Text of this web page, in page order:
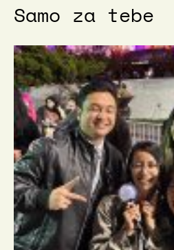
Samo za tebe